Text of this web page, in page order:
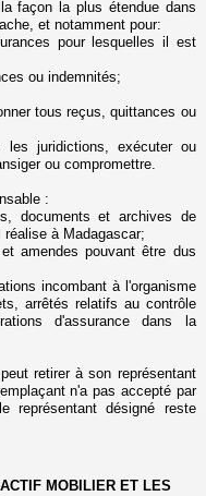
façon la plus étendue dans
et notamment pour:
pour lesquelles il est
ou indemnités;
tous reçus, quittances ou
les juridictions, exécuter ou
ou compromettre.
:
documents et archives de
réalise à Madagascar;
amendes pouvant être dus
incombant à l'organisme
arrêtés relatifs au contrôle
d'assurance dans la
retirer à son représentant
n'a pas accepté par
représentant désigné reste
MOBILIER ET LES